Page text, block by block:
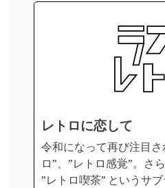
レトロに恋して
令和になって再び注目さ
ロ”、”レトロ感覚”。さ
”レトロ喫茶” というサ